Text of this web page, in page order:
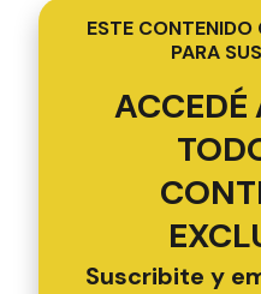
ESTE
PARA
ACCEDÉ
Suscribite y